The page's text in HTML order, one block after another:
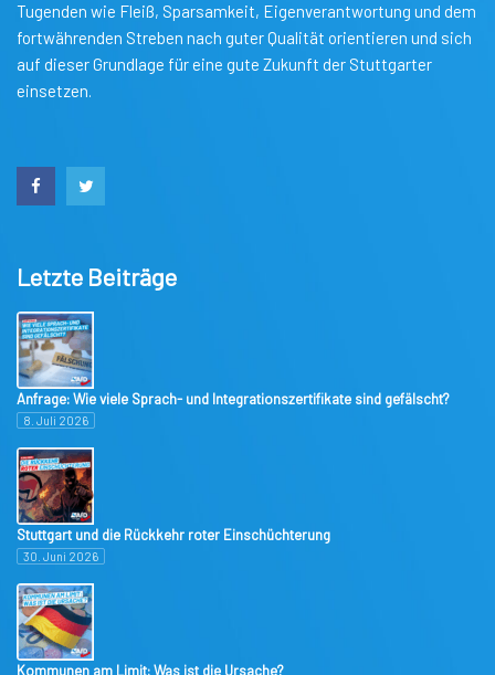
Tugenden wie Fleiß, Sparsamkeit, Eigenverantwortung und dem
fortwährenden Streben nach guter Qualität orientieren und sich
auf dieser Grundlage für eine gute Zukunft der Stuttgarter
einsetzen.
Letzte Beiträge
Anfrage: Wie viele Sprach- und Integrationszertifikate sind gefälscht?
8. Juli 2026
Stuttgart und die Rückkehr roter Einschüchterung
30. Juni 2026
Kommunen am Limit: Was ist die Ursache?